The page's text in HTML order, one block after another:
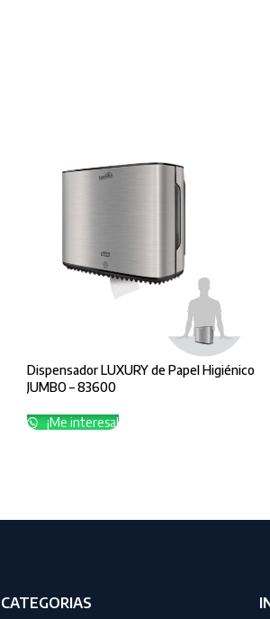
Dispensador LUXURY de Papel Higiénico
JUMBO – 83600
¡Me interesa!
CATEGORIAS